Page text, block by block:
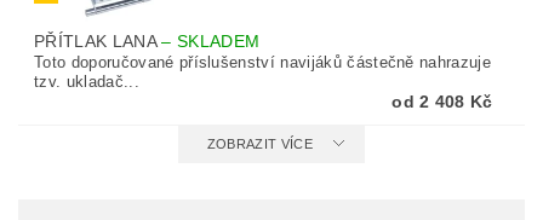
PŘÍTLAK LANA– SKLADEM
Toto doporučované příslušenství navijáků částečně nahrazuje
tzv. ukladač...
od 2 408 Kč
ZOBRAZIT VÍCE